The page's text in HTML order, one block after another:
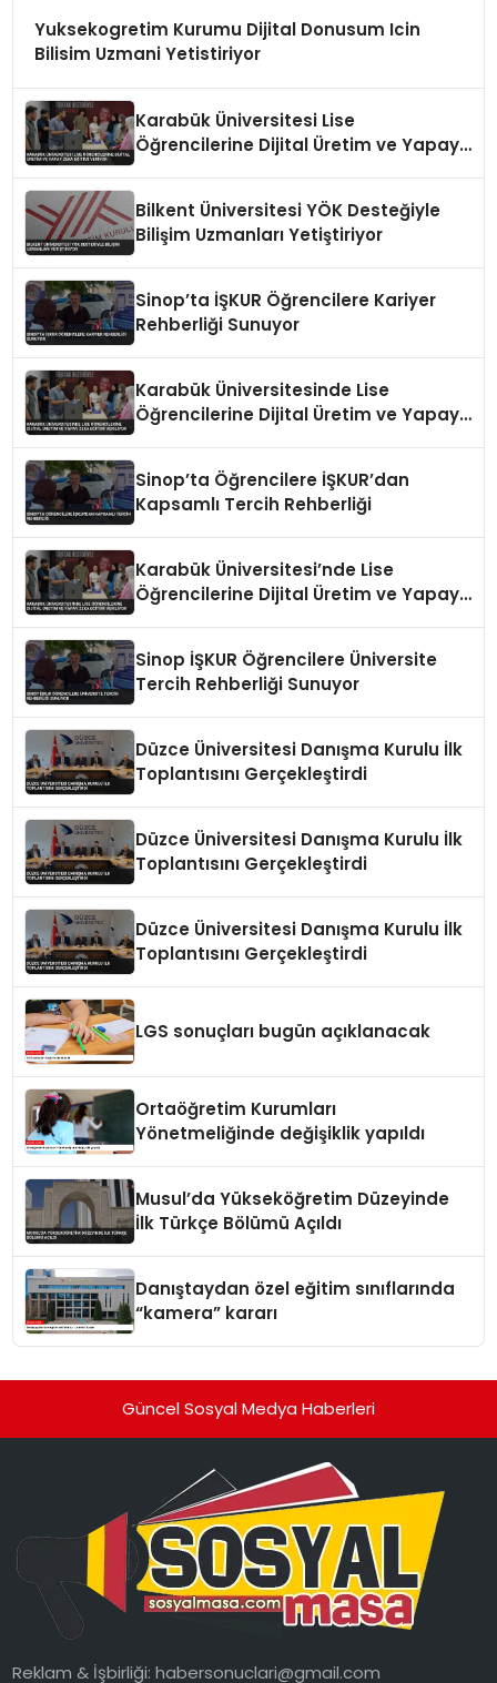
Yuksekogretim Kurumu Dijital Donusum Icin
Bilisim Uzmani Yetistiriyor
Karabük Üniversitesi Lise
Öğrencilerine Dijital Üretim ve Yapay
Bilkent Üniversitesi YÖK Desteğiyle
Bilişim Uzmanları Yetiştiriyor
Sinop’ta İŞKUR Öğrencilere Kariyer
Rehberliği Sunuyor
Karabük Üniversitesinde Lise
Öğrencilerine Dijital Üretim ve Yapay
Sinop’ta Öğrencilere İŞKUR’dan
Kapsamlı Tercih Rehberliği
Karabük Üniversitesi’nde Lise
Öğrencilerine Dijital Üretim ve Yapay
Sinop İŞKUR Öğrencilere Üniversite
Tercih Rehberliği Sunuyor
Düzce Üniversitesi Danışma Kurulu İlk
Toplantısını Gerçekleştirdi
Düzce Üniversitesi Danışma Kurulu İlk
Toplantısını Gerçekleştirdi
Düzce Üniversitesi Danışma Kurulu İlk
Toplantısını Gerçekleştirdi
LGS sonuçları bugün açıklanacak
Ortaöğretim Kurumları
Yönetmeliğinde değişiklik yapıldı
Musul’da Yükseköğretim Düzeyinde
İlk Türkçe Bölümü Açıldı
Danıştaydan özel eğitim sınıflarında
“kamera” kararı
Güncel Sosyal Medya Haberleri
Reklam & İşbirliği:habersonuclari@gmail.com